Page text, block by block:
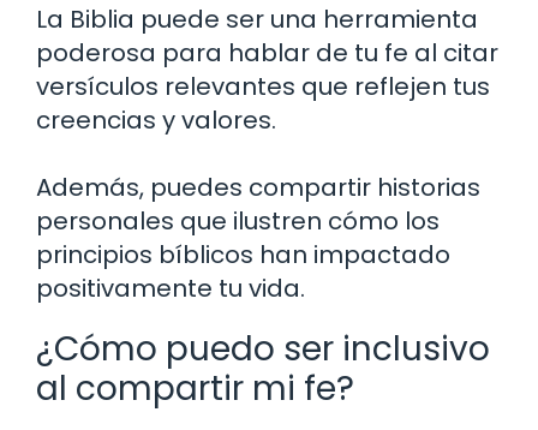
La Biblia puede ser una herramienta
poderosa para hablar de tu fe al citar
versículos relevantes que reflejen tus
creencias y valores.
Además, puedes compartir historias
personales que ilustren cómo los
principios bíblicos han impactado
positivamente tu vida.
¿Cómo puedo ser inclusivo
al compartir mi fe?